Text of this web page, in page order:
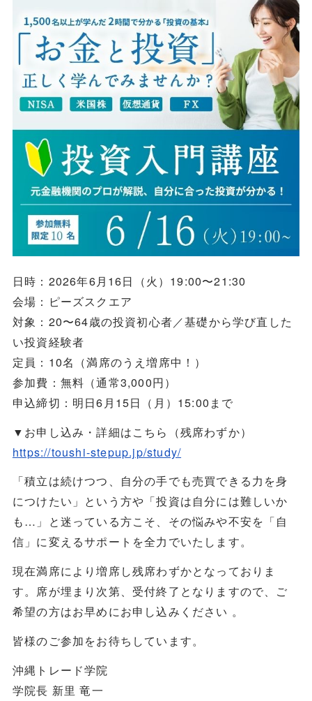
日時：2026年6月16日（火）19:00〜21:30
会場：ピーズスクエア
対象：20〜64歳の投資初心者／基礎から学び直した
い投資経験者
定員：10名（満席のうえ増席中！）
参加費：無料（通常3,000円）
申込締切：明日6月15日（月）15:00まで
▼お申し込み・詳細はこちら（残席わずか）
https://toushi-stepup.jp/study/
「積立は続けつつ、自分の手でも売買できる力を身
につけたい」という方や「投資は自分には難しいか
も…」と迷っている方こそ、その悩みや不安を「自
信」に変えるサポートを全力でいたします。
現在満席により増席し残席わずかとなっておりま
す。席が埋まり次第、受付終了となりますので、ご
希望の方はお早めにお申し込みください 。
皆様のご参加をお待ちしています。
沖縄トレード学院
学院長 新里 竜一